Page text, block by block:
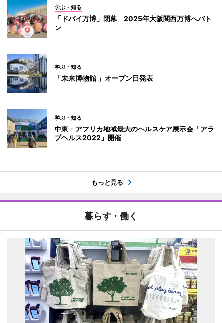
学ぶ・知る
「ドバイ万博」閉幕 2025年大阪関西万博へバト
ン
学ぶ・知る
「未来博物館 」オープン日発表
学ぶ・知る
中東・アフリカ地域最大のヘルスケア展示会「アラ
ブヘルス2022」開催
もっと見る
暮らす・働く